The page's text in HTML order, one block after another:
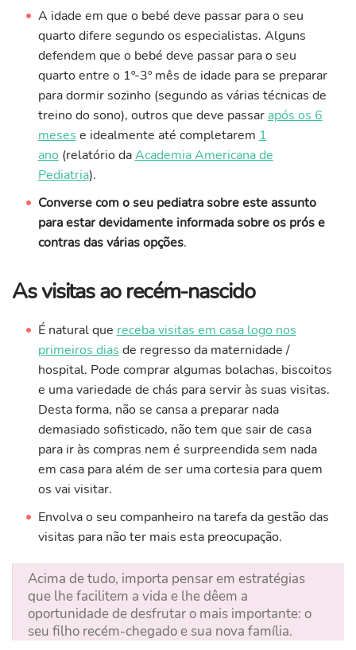
A idade em que o bebé deve passar para o seu
quarto difere segundo os especialistas. Alguns
defendem que o bebé deve passar para o seu
quarto entre o 1º-3º mês de idade para se preparar
para dormir sozinho (segundo as várias técnicas de
treino do sono), outros que deve passar após os 6
meses e idealmente até completarem 1
ano (relatório daAcademia Americana de
Pediatria).
Converse com o seu pediatra sobre este assunto
para estar devidamente informada sobre os prós e
contras das várias opções.
As visitas ao recém-nascido
É natural que receba visitas em casa logo nos
primeiros dias de regresso da maternidade /
hospital. Pode comprar algumas bolachas, biscoitos
e uma variedade de chás para servir às suas visitas.
Desta forma, não se cansa a preparar nada
demasiado sofisticado, não tem que sair de casa
para ir às compras nem é surpreendida sem nada
em casa para além de ser uma cortesia para quem
os vai visitar.
Envolva o seu companheiro na tarefa da gestão das
visitas para não ter mais esta preocupação.
Acima de tudo, importa pensar em estratégias
que lhe facilitem a vida e lhe dêem a
oportunidade de desfrutar o mais importante: o
seu filho recém-chegado e sua nova família.